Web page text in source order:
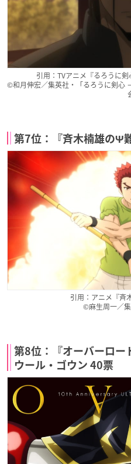
引用：TVアニメ『るろうに剣
©和月伸宏／集英社・「るろうに剣心
第7位：『斉木楠雄のΨ
引用：アニメ『斉
©麻生周一／
第8位：『オーバーロー
ウール・ゴウン 40票